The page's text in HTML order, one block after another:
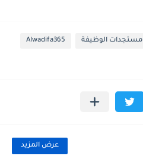
مستجدات الوظيفة Alwadifa365
عرض المزيد